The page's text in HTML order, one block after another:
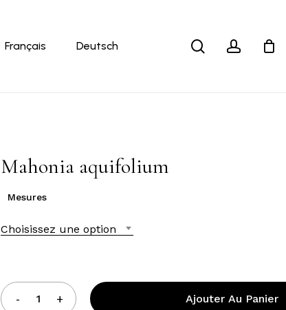
Français Deutsch searchaccount
Mahonia aquifolium
Mesures
Choisissez une option
Ajouter Au Panier